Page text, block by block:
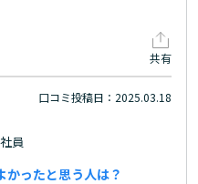
共有
口コミ投稿日：2025.03.18
員
かったと思う人は？